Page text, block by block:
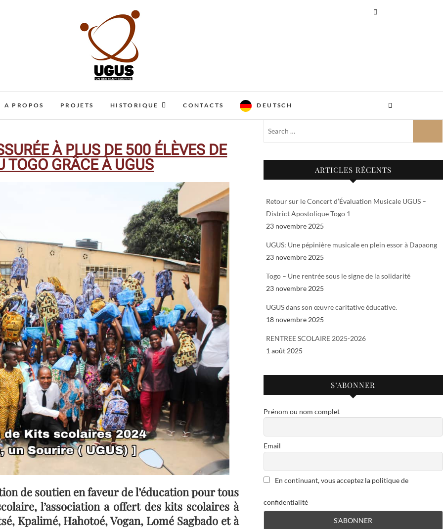
GESTE UN SOURIRE
A PROPOS PROJETS HISTORIQUE CONTACTS DEUTSCH
À PLUS DE 500 ÉLÈVES DE
TOGO GRÂCE À UGUS
de soutien en faveur de l’éducation pour tous
l’association a offert des kits scolaires à
Kpalimé, Hahotoé, Vogan, Lomé Sagbado et à
ARTICLES RÉCENTS
Retour sur le Concert d’Évaluation Musicale UGUS –
District Apostolique Togo 1
23 novembre 2025
UGUS: Une pépinière musicale en plein essor à Dapaong
23 novembre 2025
Togo – Une rentrée sous le signe de la solidarité
23 novembre 2025
UGUS dans son œuvre caritative éducative.
18 novembre 2025
RENTREE SCOLAIRE 2025-2026
1 août 2025
S’ABONNER
Prénom ou nom complet
Email
En continuant, vous acceptez la politique de
confidentialité